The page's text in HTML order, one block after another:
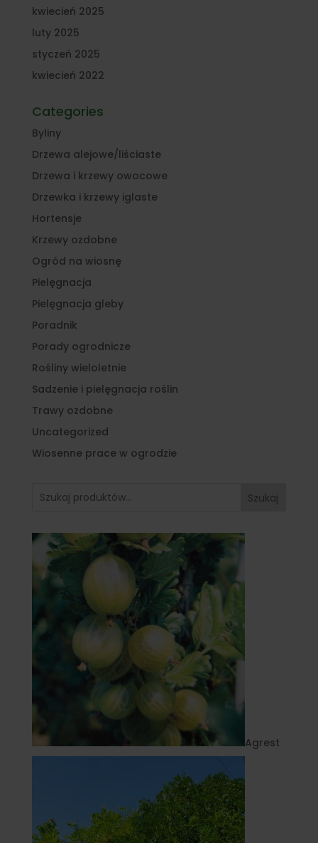
kwiecień 2025
luty 2025
styczeń 2025
kwiecień 2022
Categories
Byliny
Drzewa alejowe/liściaste
Drzewa i krzewy owocowe
Drzewka i krzewy iglaste
Hortensje
Krzewy ozdobne
Ogród na wiosnę
Pielęgnacja
Pielęgnacja gleby
Poradnik
Porady ogrodnicze
Rośliny wieloletnie
Sadzenie i pielęgnacja roślin
Trawy ozdobne
Uncategorized
Wiosenne prace w ogrodzie
Szukaj
Agrest